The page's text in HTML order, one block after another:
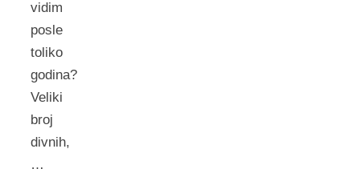
vidim
posle
toliko
godina?
Veliki
broj
divnih,
…